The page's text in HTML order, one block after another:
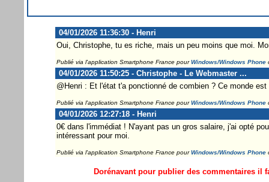
04/01/2026 11:36:30 - Henri
Oui, Christophe, tu es riche, mais un peu moins que moi.
Publié via l'application Smartphone France pourWindows/Windows Phone
04/01/2026 11:50:25 - Christophe - Le Webmaster ...
@Henri : Et l'état t'a ponctionné de combien ? Ce monde
Publié via l'application Smartphone France pourWindows/Windows Phone
04/01/2026 12:27:18 - Henri
0€ dans l'immédiat ! N'ayant pas un gros salaire, j'ai opté
intéressant pour moi.
Publié via l'application Smartphone France pourWindows/Windows Phone
Dorénavant pour publier des commentaires il